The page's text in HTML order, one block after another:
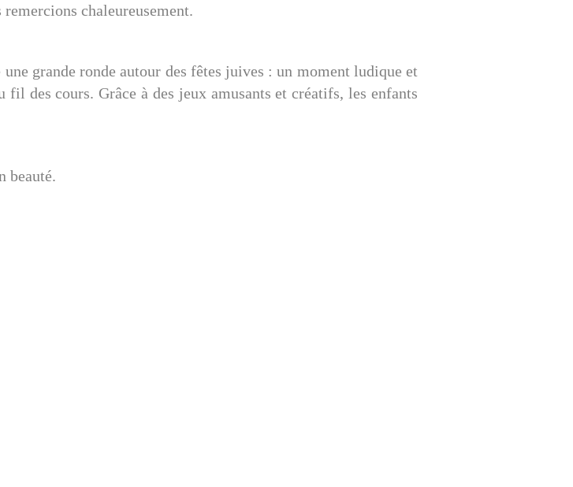
chaleureusement.
grande ronde autour des fêtes juives : un moment ludique et
des cours. Grâce à des jeux amusants et créatifs, les enfants
beauté.